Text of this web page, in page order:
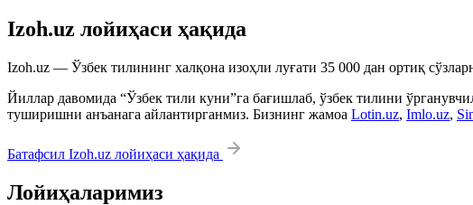
Izoh.uz лойиҳаси ҳақида
Izoh.uz — Ўзбек тилининг халқона изоҳли луғати 35 000 дан ортиқ
Йиллар давомида “Ўзбек тили куни”га бағишлаб, ўзбек тилини
туширишни анъанага айлантирганмиз. Бизнинг жамоа Lotin.uz, Imlo.uz,
Батафсил Izoh.uz лойиҳаси ҳақида
Лойиҳаларимиз